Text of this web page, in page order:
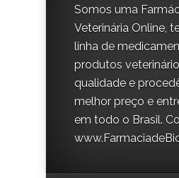
Somos uma
Veterinária Online,
linha de
produtos
qualidade e
melhor preço e
em todo o Brasil.